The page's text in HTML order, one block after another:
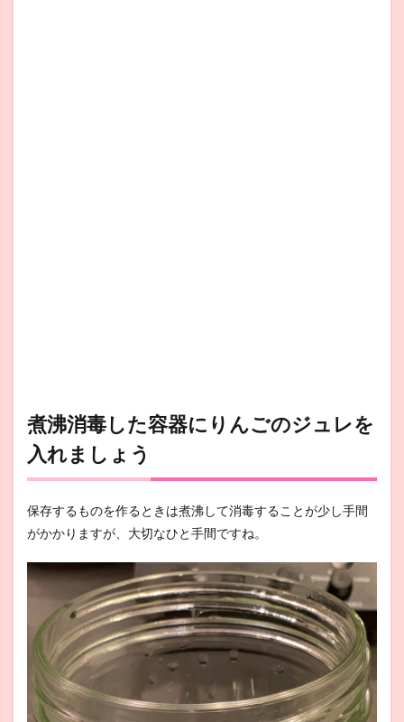
煮沸消毒した容器にりんごのジュレを
入れましょう
保存するものを作るときは煮沸して消毒することが少し手間
がかかりますが、大切なひと手間ですね。